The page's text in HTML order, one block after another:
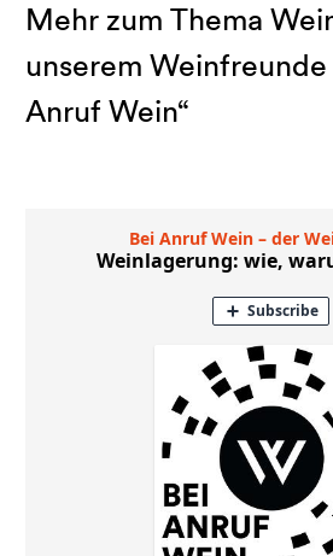
Mehr zum Thema
unserem Weinfreunde
Anruf Wein“